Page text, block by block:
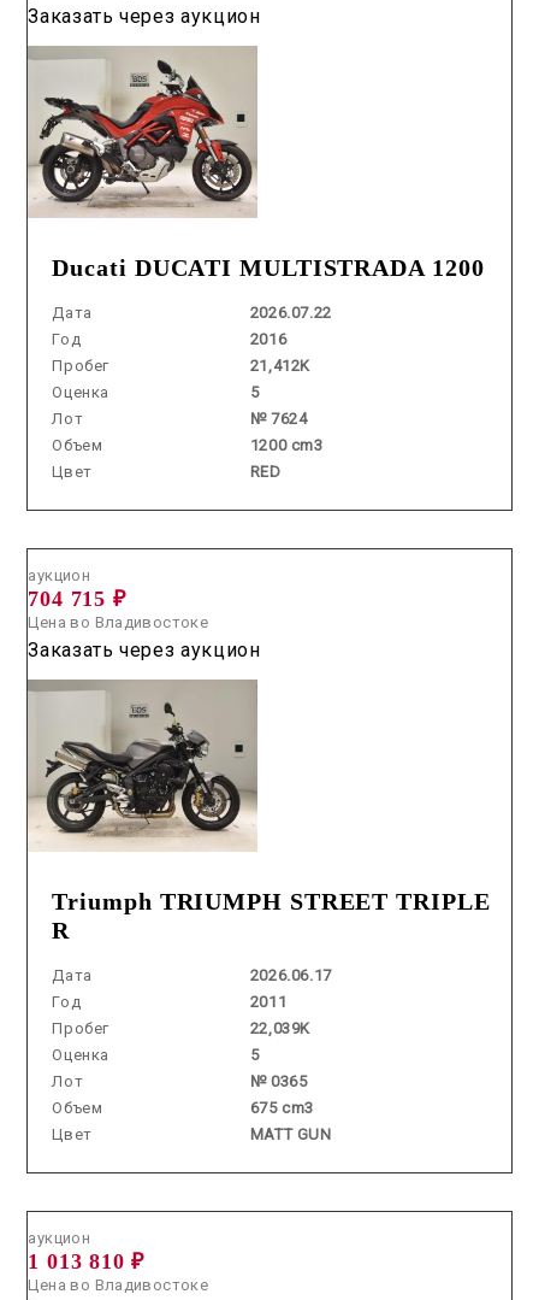
Ducati DUCATI MULTISTRADA 1200
Дата
2026.07.22
Год
2016
Пробег
21,412K
Оценка
5
Лот
№ 7624
Объем
1200 cm3
Цвет
RED
Заказать через аукцион
Triumph TRIUMPH STREET TRIPLE
R
Дата
2026.06.17
Год
2011
Пробег
22,039K
Оценка
5
Лот
№ 0365
Объем
675 cm3
Цвет
MATT GUN
аукцион
704 715 ₽
Цена во Владивостоке
Заказать через аукцион
аукцион
1 013 810 ₽
Цена во Владивостоке